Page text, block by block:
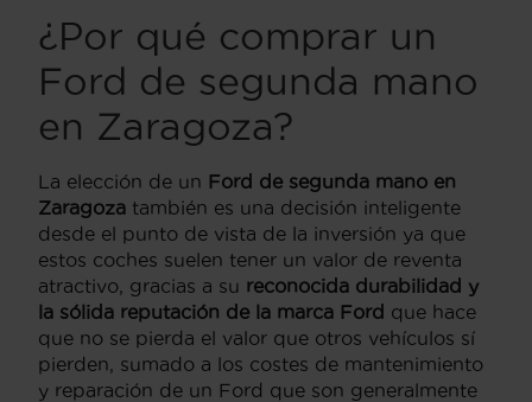
¿Por qué comprar un
Ford de segunda mano
en Zaragoza?
La elección de un Ford de segunda mano en
Zaragoza también es una decisión inteligente
desde el punto de vista de la inversión ya que
estos coches suelen tener un valor de reventa
atractivo, gracias a su reconocida durabilidad y
la sólida reputación de la marca Ford que hace
que no se pierda el valor que otros vehículos sí
pierden, sumado a los costes de mantenimiento
y reparación de un Ford que son generalmente